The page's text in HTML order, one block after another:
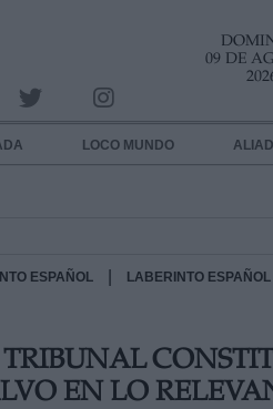
09 DE
LOCO MUNDO
ESPAÑOL LABERINTO ESPAÑOL
TRIBUNAL
EN LO
LA PROTECCIÓN DE TUS
link
link